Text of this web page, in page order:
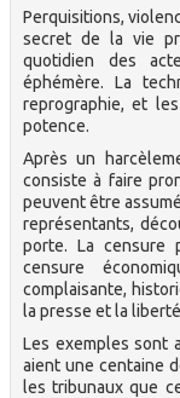
Perquisitions,
secret de la vie
quotidien des
éphémère. La
reprographie, et
potence.
Après un
consiste à faire
peuvent être
représentants,
porte. La censure
censure
complaisante,
la presse et la
Les exemples sont
aient une centaine
les tribunaux que